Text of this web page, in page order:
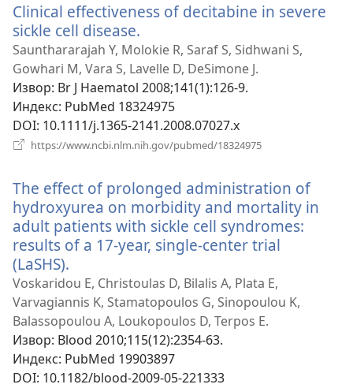
Clinical effectiveness of decitabine in severe
sickle cell disease.
нови
прозор)
Saunthararajah Y, Molokie R, Saraf S, Sidhwani S,
Gowhari M, Vara S, Lavelle D, DeSimone J.
Извор‎: Br J Haematol 2008;141(1):126-9.
Индекс‎: PubMed 18324975
DOI‎: 10.1111/j.1365-2141.2008.07027.x
https://www.ncbi.nlm.nih.gov/pubmed/18324975
The effect of prolonged administration of
hydroxyurea on morbidity and mortality in
adult patients with sickle cell syndromes:
results of a 17-year, single-center trial
(LaSHS).
нови
прозор)
Voskaridou E, Christoulas D, Bilalis A, Plata E,
Varvagiannis K, Stamatopoulos G, Sinopoulou K,
Balassopoulou A, Loukopoulos D, Terpos E.
Извор‎: Blood 2010;115(12):2354-63.
Индекс‎: PubMed 19903897
DOI‎: 10.1182/blood-2009-05-221333